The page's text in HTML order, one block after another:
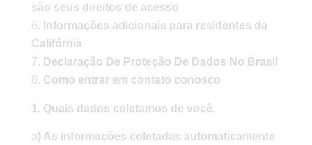
são seus direitos de acesso
Informações adicionais para residentes da
Califórnia
Declaração De Proteção De Dados No Brasil
Como entrar em contato conosco
1. Quais dados coletamos de você.
a) As informações coletadas automaticamente